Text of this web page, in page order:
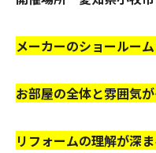
メーカーのショールー
お部屋の全体と雰囲気
リフォームの理解が深